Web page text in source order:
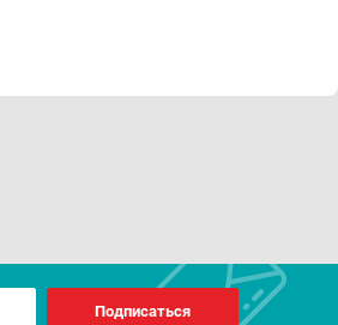
Подписаться